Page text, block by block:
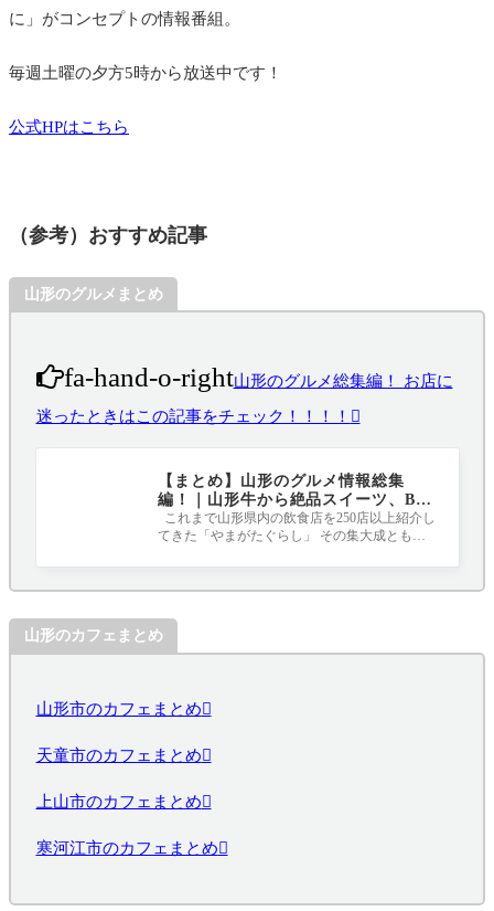
に」がコンセプトの情報番組。
毎週土曜の夕方5時から放送中です！
公式HPはこちら
（参考）おすすめ記事
山形のグルメまとめ
fa-hand-o-right山形のグルメ総集編！ お店に
迷ったときはこの記事をチェック！！！！
【まとめ】山形のグルメ情報総集
編！｜山形牛から絶品スイーツ、B級
グルメまで
これまで山形県内の飲食店を250店以上紹介し
てきた「やまがたぐらし」 その集大成ともい
山形のカフェまとめ
山形市のカフェまとめ
天童市のカフェまとめ
上山市のカフェまとめ
寒河江市のカフェまとめ